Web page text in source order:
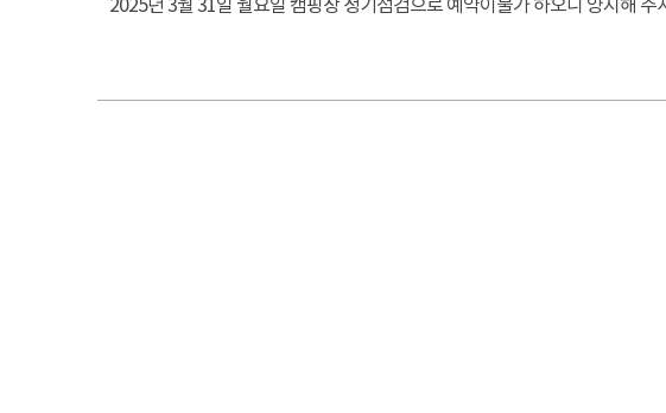
2025년 3월 31일 월요일 캠핑장 정기점검으로 예약이불가 하오니 양지해 주